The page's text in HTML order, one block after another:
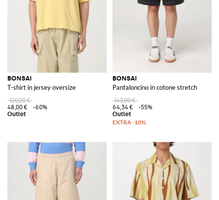
BONSAI
T-shirt in jersey oversize
120,00 €
48,00 €
-60%
BONSAI
Pantaloncino in cotone stretch
143,00 €
64,34 €
-55%